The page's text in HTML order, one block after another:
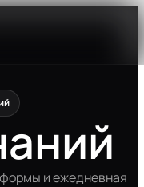
и ежедневная